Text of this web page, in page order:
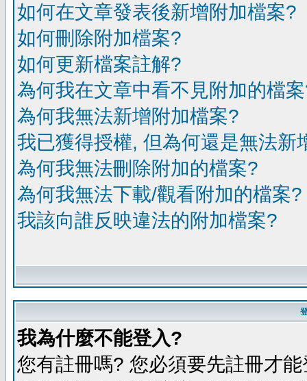
如何在文章發表後新增附加檔案?
如何刪除附加檔案?
如何更新檔案註解?
為何我在文章中看不見附加的檔
為何我無法新增附加檔案?
我已獲得授權, 但為何還是無法新
為何我無法刪除附加的檔案?
為何我無法下載/觀看附加的檔案?
我該向誰反映違法的附加檔案?
我為什麼不能登入?
您有註冊嗎? 您必須要先註冊才